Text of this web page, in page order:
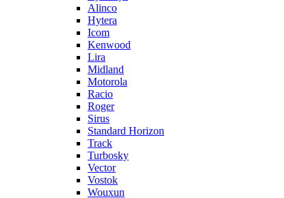
Alinco
Hytera
Icom
Kenwood
Lira
Midland
Motorola
Racio
Roger
Sirus
Standard Horizon
Track
Turbosky
Vector
Vostok
Wouxun